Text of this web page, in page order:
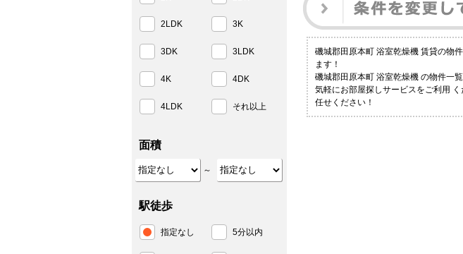
磯城郡田原本町 浴室乾燥機 賃貸の物
ます！
磯城郡田原本町 浴室乾燥機 の物件一
気軽にお部屋探しサービスをご利用
任せください！
2LDK 3K
3DK 3LDK
4K 4DK
4LDK それ以上
面積
～
駅徒歩
指定なし 5分以内